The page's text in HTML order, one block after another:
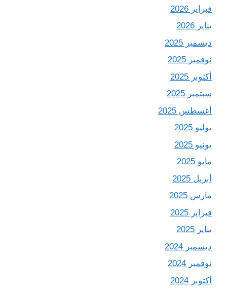
فبراير 2026
يناير 2026
ديسمبر 2025
نوفمبر 2025
أكتوبر 2025
سبتمبر 2025
أغسطس 2025
يوليو 2025
يونيو 2025
مايو 2025
أبريل 2025
مارس 2025
فبراير 2025
يناير 2025
ديسمبر 2024
نوفمبر 2024
أكتوبر 2024